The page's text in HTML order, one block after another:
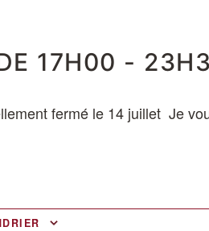
17H00 -
fermé le 14 juillet Je